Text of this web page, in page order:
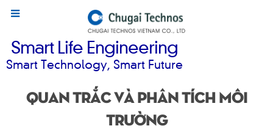
Smart Life Engineering
Smart Technology, Smart Future
Quan trắc và phân tích môi
trường